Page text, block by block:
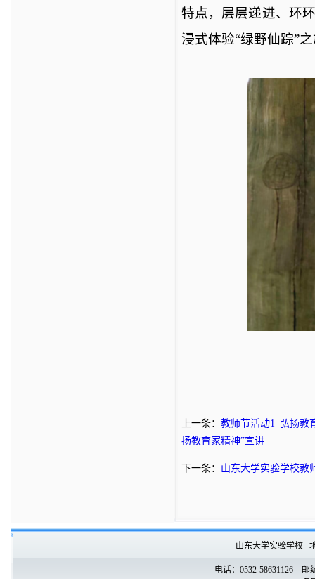
特点，层层递进、环
浸式体验“绿野仙踪”
上一条： 教师节活动1| 弘扬
扬教育家精神”宣讲
下一条： 山东大学实验学校教
山东大学实验学校
电话：0532-58631126